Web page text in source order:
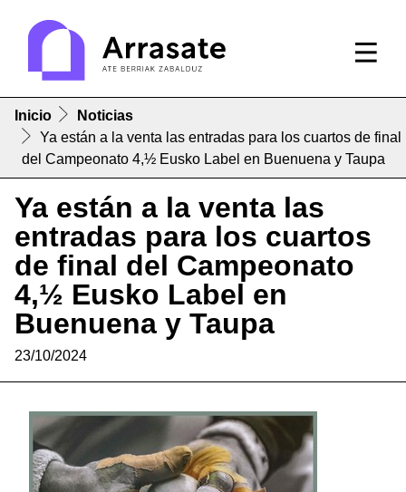
Inicio
Noticias
Ya están a la venta las entradas para los cuartos de final
del Campeonato 4,½ Eusko Label en Buenuena y Taupa
Ya están a la venta las
entradas para los cuartos
de final del Campeonato
4,½ Eusko Label en
Buenuena y Taupa
23/10/2024